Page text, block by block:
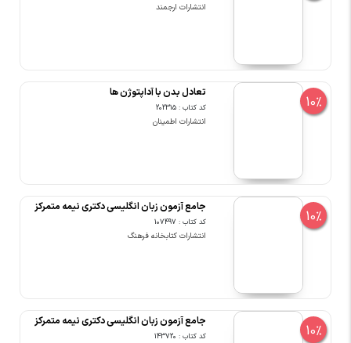
انتشارات ارجمند
10%
تعادل بدن با آداپتوژن ها
کد کتاب : 202315
انتشارات اطمینان
10%
جامع آزمون زبان انگلیسی دکتری نیمه متمرکز
کد کتاب : 107497
انتشارات کتابخانه فرهنگ
10%
جامع آزمون زبان انگلیسی دکتری نیمه متمرکز
کد کتاب : 143720